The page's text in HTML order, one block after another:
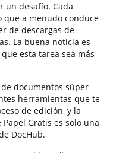
un desafío. Cada
a menudo conduce
de descargas de
La buena noticia es
esta tarea sea más
documentos súper
herramientas que te
de edición, y la
Gratis es solo una
DocHub.